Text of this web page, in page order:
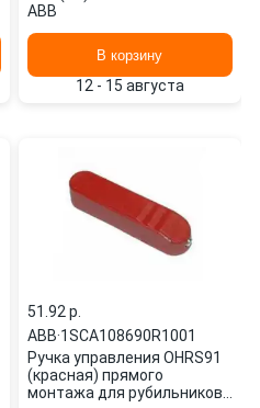
ABB
В корзину
12 - 15 августа
51.92 p.
ABB·1SCA108690R1001
Ручка управления OHRS91
(красная) прямого
монтажа для рубильников